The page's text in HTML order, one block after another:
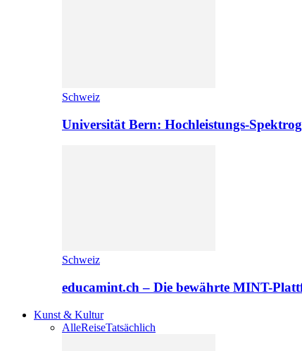
Schweiz
Universität Bern: Hochleistungs-
Schweiz
educamint.ch – Die bewährte MINT-
Kunst & Kultur
AlleReiseTatsächlich